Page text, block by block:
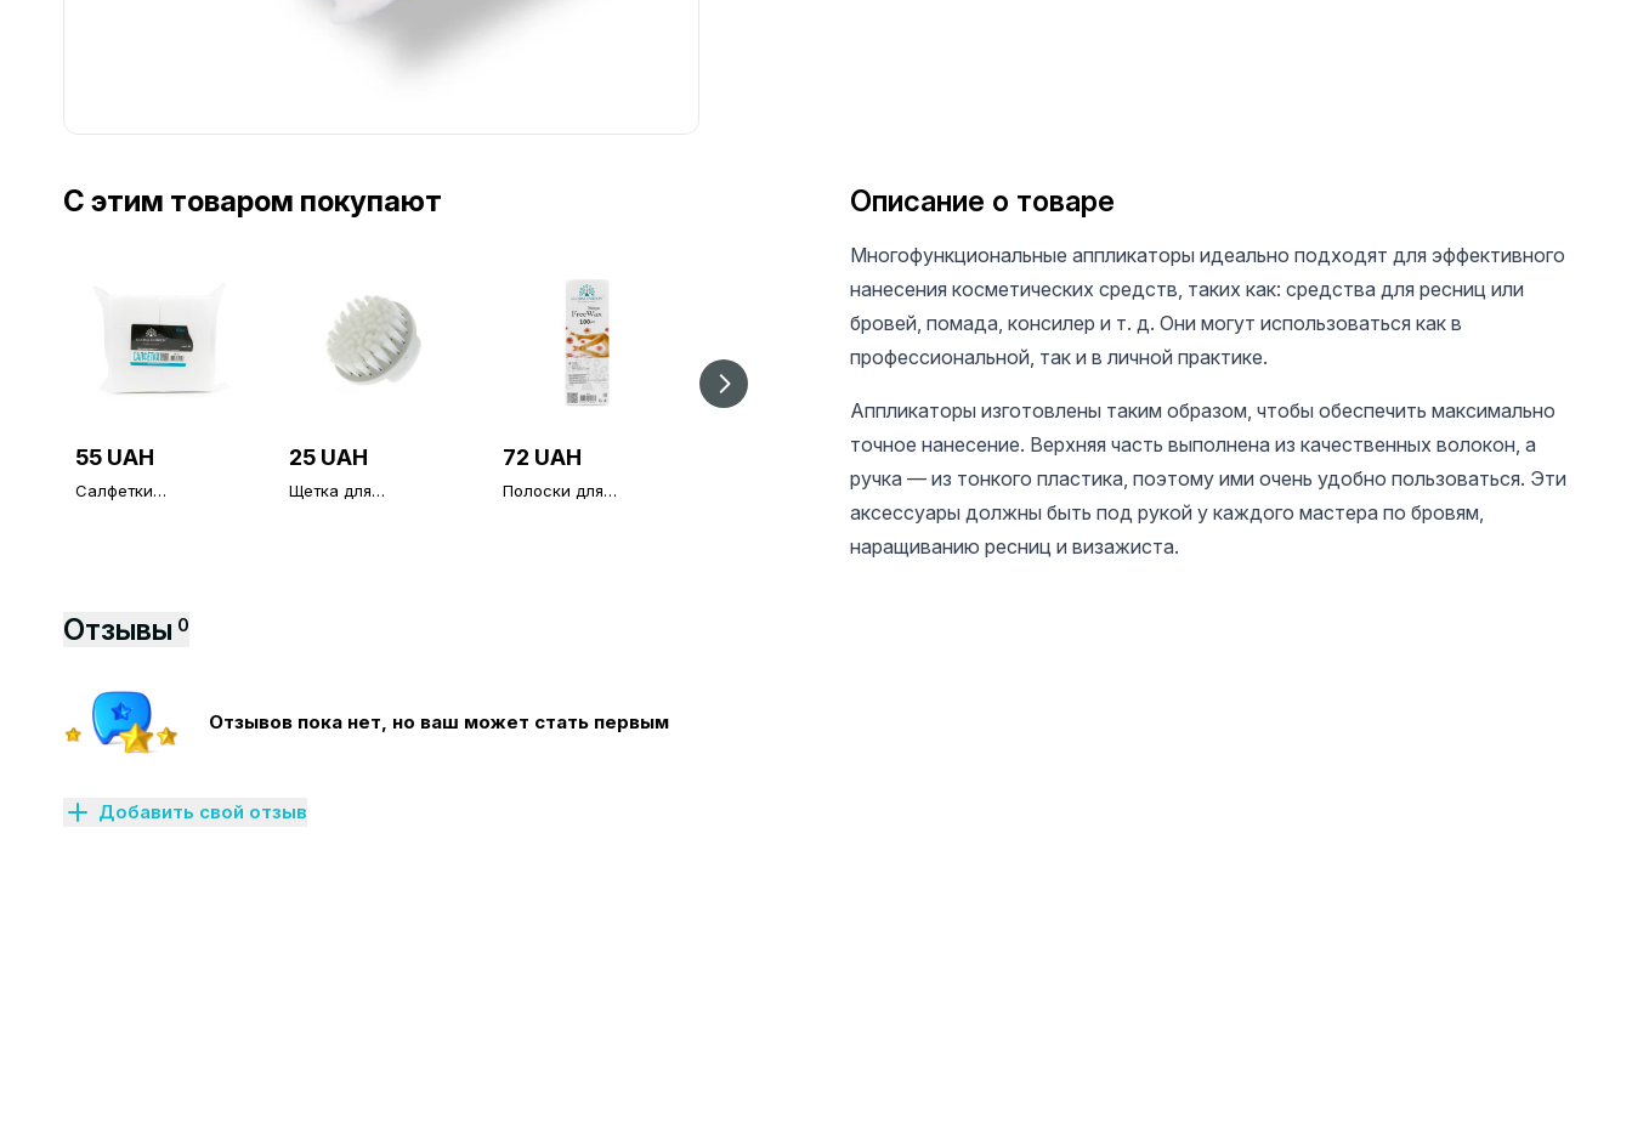
С этим товаром покупают
55 UAH
Салфетки
25 UAH
Щетка для
72 UAH
Полоски для
55 UAH
Безворсовые
салфетки 180 шт
50 UAH
Силиконовая чаша
для воскоплава,
объём 400 мл, цвет
розовый
30 UAH
Пемза для пяток,
черный цвет
Описание о товаре
Многофункциональные аппликаторы идеально подходят для эффективного
нанесения косметических средств, таких как: средства для ресниц или
бровей, помада, консилер и т. д. Они могут использоваться как в
профессиональной, так и в личной практике.
Аппликаторы изготовлены таким образом, чтобы обеспечить максимально
точное нанесение. Верхняя часть выполнена из качественных волокон, а
ручка — из тонкого пластика, поэтому ими очень удобно пользоваться. Эти
аксессуары должны быть под рукой у каждого мастера по бровям,
наращиванию ресниц и визажиста.
Отзывы 0
Отзывов пока нет, но ваш может стать первым
Добавить свой отзыв